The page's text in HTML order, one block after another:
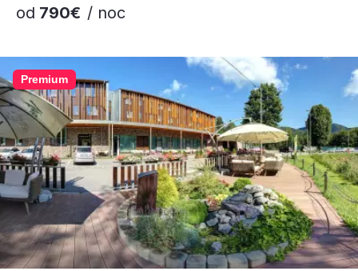
od 790€ / noc
Premium